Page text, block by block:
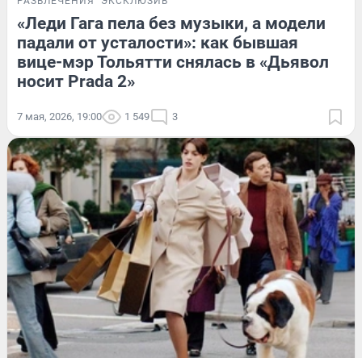
«Леди Гага пела без музыки, а модели
падали от усталости»: как бывшая
вице-мэр Тольятти снялась в «Дьявол
носит Prada 2»
7 мая, 2026, 19:00 1 549 3